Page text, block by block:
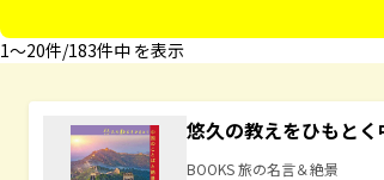
1〜20件/183件中 を表示
悠久の教えをひもと
BOOKS 旅の名言＆絶景